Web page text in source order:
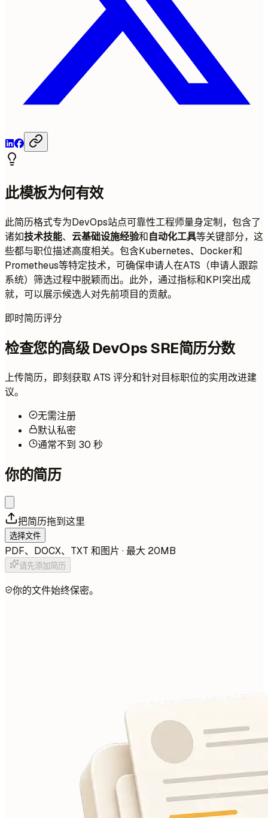
此模板为何有效
此简历格式专为DevOps站点可靠性工程师量身定制，包含了
诸如技术技能、 云基础设施经验和自动化工具等关键部分，这
些都与职位描述高度相关。包含Kubernetes、Docker和
Prometheus等特定技术，可确保申请人在ATS（申请人跟踪
系统）筛选过程中脱颖而出。此外，通过指标和KPI突出成
就，可以展示候选人对先前项目的贡献。
即时简历评分
检查您的高级 DevOps SRE简历分数
上传简历，即刻获取 ATS 评分和针对目标职位的实用改进建
议。
无需注册
默认私密
通常不到 30 秒
你的简历
把简历拖到这里
选择文件
PDF、DOCX、TXT 和图片 · 最大 20MB
请先添加简历
你的文件始终保密。